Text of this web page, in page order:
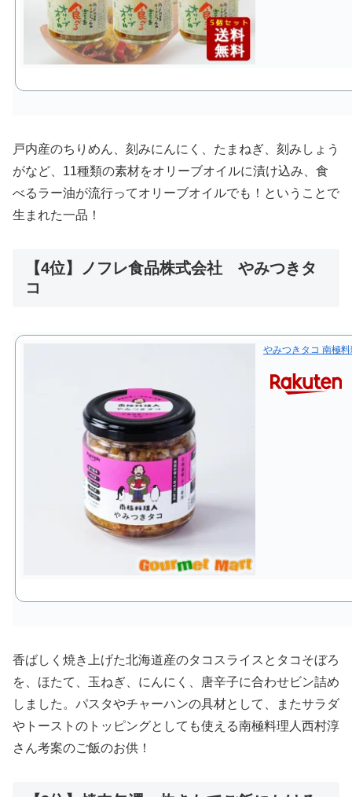
戸内産のちりめん、刻みにんにく、たまねぎ、刻みしょう
がなど、11種類の素材をオリーブオイルに漬け込み、食
べるラー油が流行ってオリーブオイルでも！ということで
生まれた一品！
【4位】ノフレ食品株式会社 やみつきタ
コ
やみつきタコ 南極
香ばしく焼き上げた北海道産のタコスライスとタコそぼろ
を、ほたて、玉ねぎ、にんにく、唐辛子に合わせビン詰め
しました。パスタやチャーハンの具材として、またサラダ
やトーストのトッピングとしても使える南極料理人西村淳
さん考案のご飯のお供！